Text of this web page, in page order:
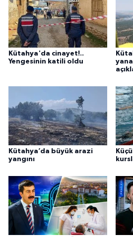
Kütahya'da cinayet!..
Yengesinin katili oldu
Kütahya’da büyük arazi
yangını